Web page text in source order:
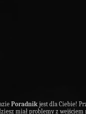
Poradnik jest dla Ciebie!
miał problemy z wejściem